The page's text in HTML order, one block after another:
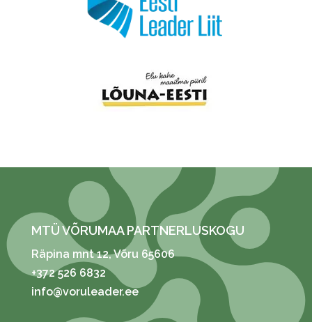
MTÜ VÕRUMAA PARTNERLUSKOGU
Räpina mnt 12, Võru 65606
+372 526 6832
info@voruleader.ee